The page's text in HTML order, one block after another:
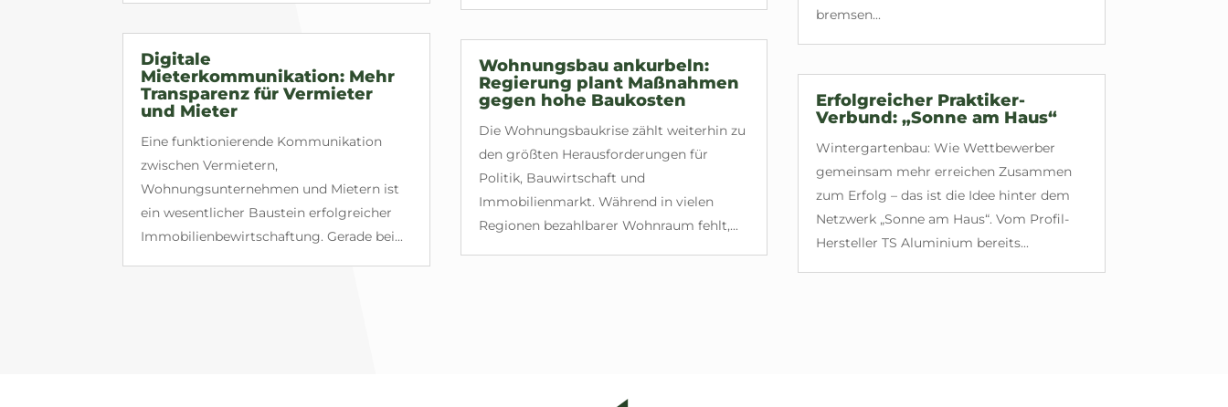
Digitale
Mieterkommunikation: Mehr
Transparenz für Vermieter
und Mieter
Eine funktionierende Kommunikation
zwischen Vermietern,
Wohnungsunternehmen und Mietern ist
ein wesentlicher Baustein erfolgreicher
Immobilienbewirtschaftung. Gerade bei...
Wohnungsbau ankurbeln:
Regierung plant Maßnahmen
gegen hohe Baukosten
Die Wohnungsbaukrise zählt weiterhin zu
den größten Herausforderungen für
Politik, Bauwirtschaft und
Immobilienmarkt. Während in vielen
Regionen bezahlbarer Wohnraum fehlt,...
bremsen...
Erfolgreicher Praktiker-
Verbund: „Sonne am Haus“
Wintergartenbau: Wie Wettbewerber
gemeinsam mehr erreichen Zusammen
zum Erfolg – das ist die Idee hinter dem
Netzwerk „Sonne am Haus“. Vom Profil-
Hersteller TS Aluminium bereits...